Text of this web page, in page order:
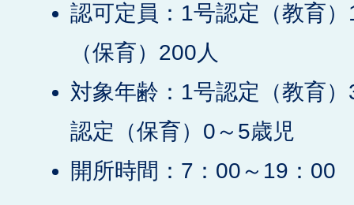
認可定員：1号認定（教育
（保育）200人
対象年齢：1号認定（教育
認定（保育）0～5歳児
開所時間：7：00～19：00